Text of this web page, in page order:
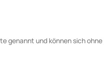
genannt und können sich ohne